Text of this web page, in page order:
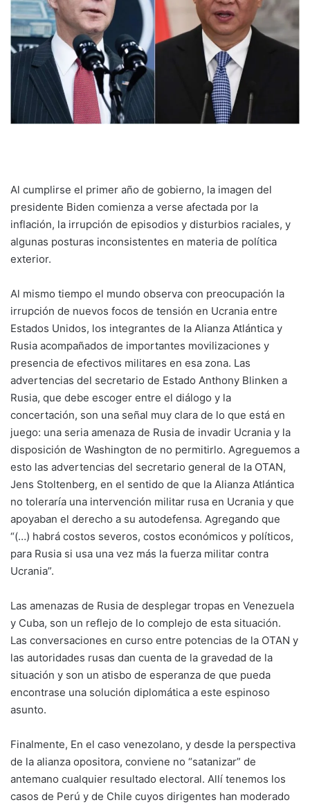
Al cumplirse el primer año de gobierno, la imagen del
presidente Biden comienza a verse afectada por la
inflación, la irrupción de episodios y disturbios raciales, y
algunas posturas inconsistentes en materia de política
exterior.
Al mismo tiempo el mundo observa con preocupación la
irrupción de nuevos focos de tensión en Ucrania entre
Estados Unidos, los integrantes de la Alianza Atlántica y
Rusia acompañados de importantes movilizaciones y
presencia de efectivos militares en esa zona. Las
advertencias del secretario de Estado Anthony Blinken a
Rusia, que debe escoger entre el diálogo y la
concertación, son una señal muy clara de lo que está en
juego: una seria amenaza de Rusia de invadir Ucrania y la
disposición de Washington de no permitirlo. Agreguemos a
esto las advertencias del secretario general de la OTAN,
Jens Stoltenberg, en el sentido de que la Alianza Atlántica
no toleraría una intervención militar rusa en Ucrania y que
apoyaban el derecho a su autodefensa. Agregando que
“(…) habrá costos severos, costos económicos y políticos,
para Rusia si usa una vez más la fuerza militar contra
Ucrania”.
Las amenazas de Rusia de desplegar tropas en Venezuela
y Cuba, son un reflejo de lo complejo de esta situación.
Las conversaciones en curso entre potencias de la OTAN y
las autoridades rusas dan cuenta de la gravedad de la
situación y son un atisbo de esperanza de que pueda
encontrase una solución diplomática a este espinoso
asunto.
Finalmente, En el caso venezolano, y desde la perspectiva
de la alianza opositora, conviene no “satanizar” de
antemano cualquier resultado electoral. Allí tenemos los
casos de Perú y de Chile cuyos dirigentes han moderado